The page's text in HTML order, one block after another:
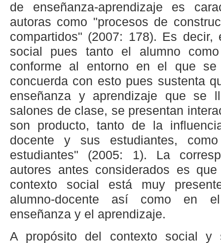
de enseñanza-aprendizaje es
autoras como "procesos de
compartidos" (2007: 178). Es decir,
social pues tanto el alumno
conforme al entorno en el que se
concuerda con esto pues sustenta
enseñanza y aprendizaje que se
salones de clase, se presentan
son producto, tanto de la
docente y sus estudiantes,
estudiantes" (2005: 1). La
autores antes considerados es
contexto social está muy
alumno-docente así como en
enseñanza y el aprendizaje.
A propósito del contexto social y